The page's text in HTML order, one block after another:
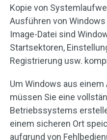
Kopie von
Ausführen von
Image-Datei sind
Startsektoren,
Registrierung usw.
Um Windows aus
müssen Sie eine
Betriebssystems
einem sicheren Ort
aufgrund von